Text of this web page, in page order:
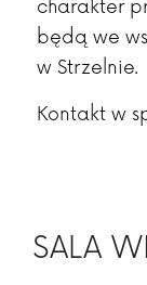
charakter
będą we
w Strzelnie.
Kontakt w
SALA